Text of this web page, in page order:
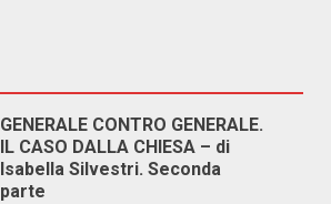
GENERALE CONTRO GENERALE.
IL CASO DALLA CHIESA – di
Isabella Silvestri. Seconda
parte